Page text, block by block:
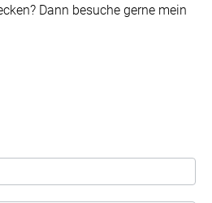
Dann besuche gerne mein